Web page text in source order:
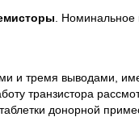
.
и тремя выводами,
транзистора
донорной